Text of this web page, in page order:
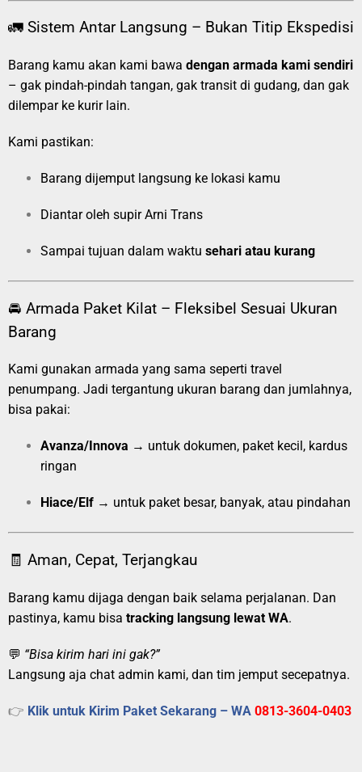
🚛 Sistem Antar Langsung – Bukan Titip Ekspedisi
Barang kamu akan kami bawa dengan armada kami sendiri
– gak pindah-pindah tangan, gak transit di gudang, dan gak
dilempar ke kurir lain.
Kami pastikan:
Barang dijemput langsung ke lokasi kamu
Diantar oleh supir Arni Trans
Sampai tujuan dalam waktu sehari atau kurang
🚘 Armada Paket Kilat – Fleksibel Sesuai Ukuran
Barang
Kami gunakan armada yang sama seperti travel
penumpang. Jadi tergantung ukuran barang dan jumlahnya,
bisa pakai:
Avanza/Innova → untuk dokumen, paket kecil, kardus
ringan
Hiace/Elf → untuk paket besar, banyak, atau pindahan
🧾 Aman, Cepat, Terjangkau
Barang kamu dijaga dengan baik selama perjalanan. Dan
pastinya, kamu bisa tracking langsung lewat WA.
💬 “Bisa kirim hari ini gak?”
Langsung aja chat admin kami, dan tim jemput secepatnya.
👉 Klik untuk Kirim Paket Sekarang – WA 0813-3604-0403